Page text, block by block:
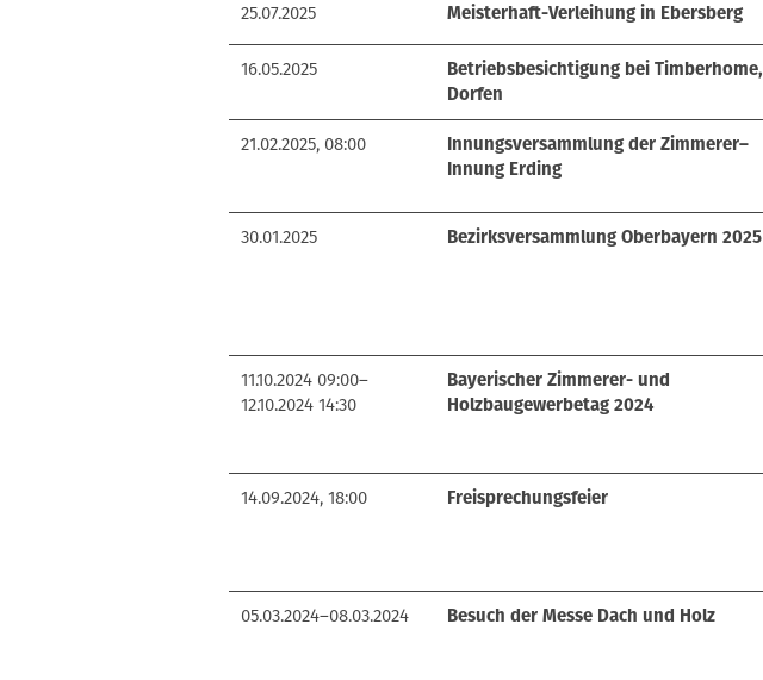
25.07.2025 Meisterhaft-Verleihung in Ebersberg
16.05.2025
Betriebsbesichtigung bei Timberhome,
Dorfen
21.02.2025, 08:00
Innungsversammlung der Zimmerer–
Innung Erding
30.01.2025 Bezirksversammlung Oberbayern 2025
11.10.2024 09:00–
12.10.2024 14:30
Bayerischer Zimmerer- und
Holzbaugewerbetag 2024
14.09.2024, 18:00 Freisprechungsfeier
05.03.2024–08.03.2024 Besuch der Messe Dach und Holz